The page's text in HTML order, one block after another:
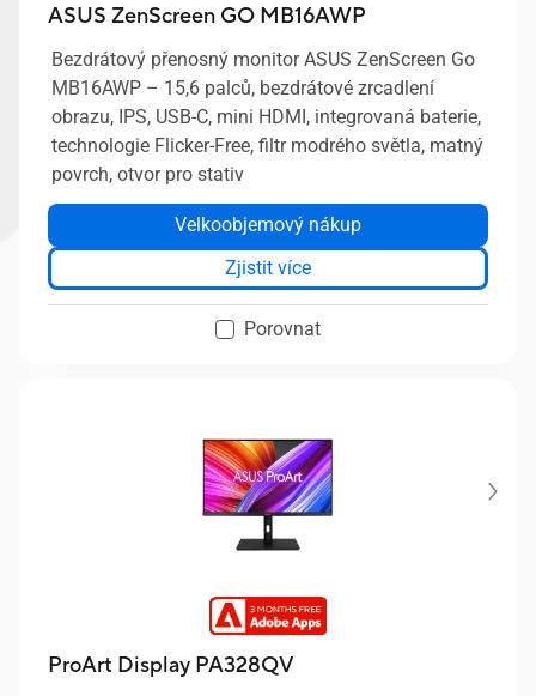
ASUS ZenScreen GO MB16AWP
Bezdrátový přenosný monitor ASUS ZenScreen Go
MB16AWP – 15,6 palců, bezdrátové zrcadlení
obrazu, IPS, USB-C, mini HDMI, integrovaná baterie,
technologie Flicker-Free, filtr modrého světla, matný
povrch, otvor pro stativ
Velkoobjemový nákup
Zjistit více
Porovnat
ProArt Display PA328QV